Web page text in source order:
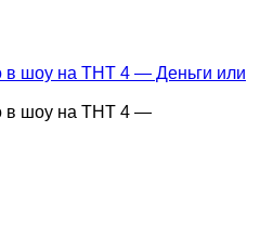
в шоу на ТНТ 4 — Деньги или
в шоу на ТНТ 4 —